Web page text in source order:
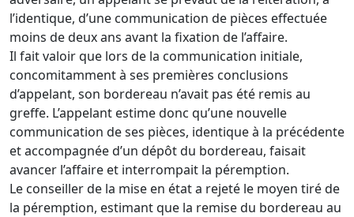
l’identique, d’une communication de pièces effectuée
moins de deux ans avant la fixation de l’affaire.
Il fait valoir que lors de la communication initiale,
concomitamment à ses premières conclusions
d’appelant, son bordereau n’avait pas été remis au
greffe. L’appelant estime donc qu’une nouvelle
communication de ses pièces, identique à la précédente
et accompagnée d’un dépôt du bordereau, faisait
avancer l’affaire et interrompait la péremption.
Le conseiller de la mise en état a rejeté le moyen tiré de
la péremption, estimant que la remise du bordereau au